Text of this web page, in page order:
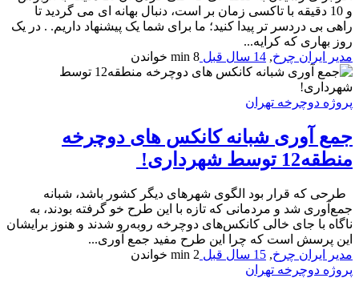
و 10 دقیقه با تاکسی زمان بر است، دنبال بهانه ای می گردید تا
راهی بی دردسر تر پیدا کنید؛ ما برای شما یک پیشنهاد داریم. . در یک
روز بهاری که کرایه...
مدیر ایران چرخ, 14 سال قبل 8 min خواندن
پروژه دوچرخه تهران
جمع آوری شبانه کانکس های دوچرخه
منطقه12 توسط شهرداری!
طرحی که قرار بود الگوی شهرهای دیگر کشور باشد، شبانه
جمع‌آوری شد و مردمانی که تازه با این طرح خو گرفته بودند، به
ناگاه با جای خالی کانکس‌های دوچرخه روبه‌رو شدند و هنوز برایشان
این پرسش است که چرا این طرح مفید جمع آوری...
مدیر ایران چرخ, 15 سال قبل 2 min
خواندن
پروژه دوچرخه تهران